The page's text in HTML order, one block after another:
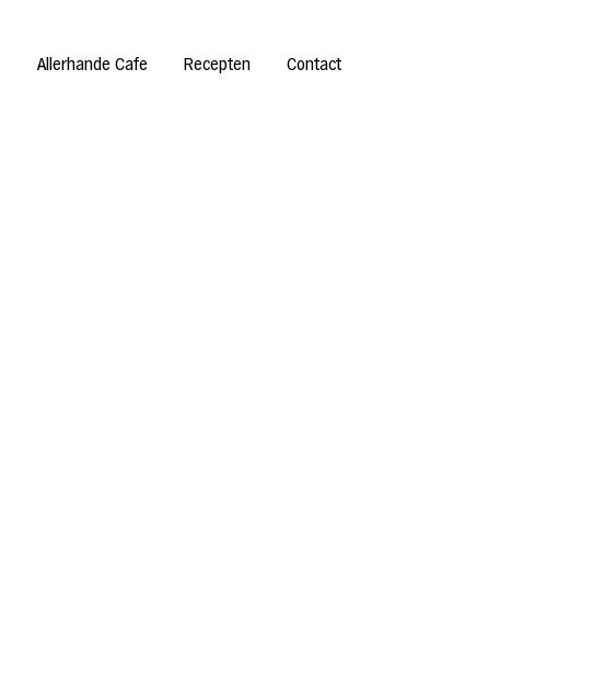
Allerhande Cafe Recepten Contact